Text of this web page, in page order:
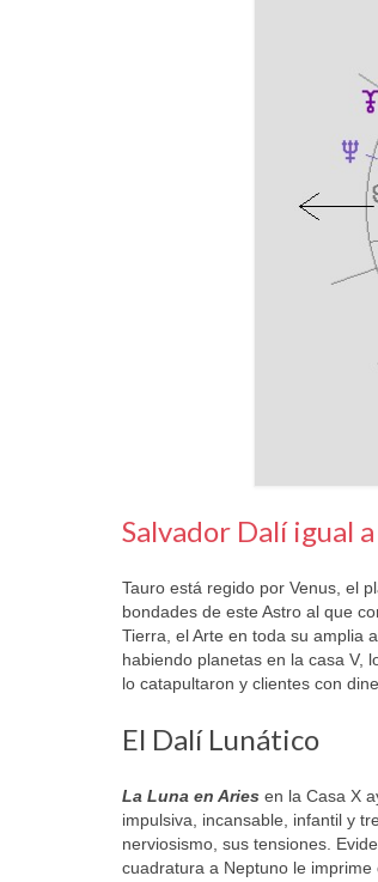
Salvador Dalí igual
Tauro está regido por Venus, el
bondades de este Astro al que
Tierra, el Arte en toda su amplia
habiendo planetas en la casa V,
lo catapultaron y clientes con
El Dalí Lunático
La Luna en Aries en la Casa X
impulsiva, incansable, infantil y
nerviosismo, sus tensiones.
cuadratura a Neptuno le